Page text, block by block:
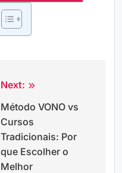
Next:
Método VONO vs
Cursos
Tradicionais: Por
que Escolher o
Melhor